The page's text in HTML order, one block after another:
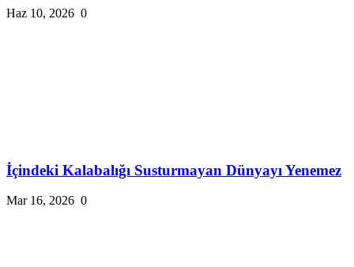
Haz 10, 2026 0
İçindeki Kalabalığı Susturmayan Dünyayı Yenemez
Mar 16, 2026 0